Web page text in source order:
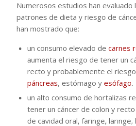
Numerosos estudios han evaluado
patrones de dieta y riesgo de
han mostrado que:
un consumo elevado de carnes
aumenta el riesgo de tener un
recto y probablemente el
páncreas, estómago y esófago.
un alto consumo de hortalizas
tener un cáncer de colon y
de cavidad oral, faringe,